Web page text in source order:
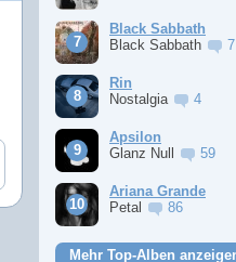
Black Sabbath
Black Sabbath
7
Rin
Nostalgia
4
Apsilon
Glanz Null
59
Ariana Grande
Petal
86
Mehr Top-Alben